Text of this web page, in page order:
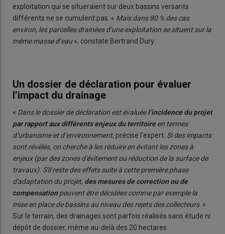
exploitation qui se situeraient sur deux bassins versants
différents ne se cumulent pas. « Mais dans 80 % des cas
environ, les parcelles drainées d’une exploitation se situent sur la
même masse d’eau», constate Bertrand Dury.
Un dossier de déclaration pour évaluer
l’impact du drainage
« Dans le dossier de déclaration est évaluéel’incidence du projet
par rapport aux différents enjeux du territoireen termes
d’urbanisme et d’environnement, précise l'expert. Si des impacts
sont révélés, on cherche à les réduire en évitant les zones à
enjeux (par des zones d'évitement ou réduction de la surface de
travaux). S'il reste des effets suite à cette première phase
d'adaptation du projet, des mesures de correction ou de
compensationpeuvent être décidées comme par exemple la
mise en place de bassins au niveau des rejets des collecteurs. »
Sur le terrain, des drainages sont parfois réalisés sans étude ni
dépôt de dossier, même au-delà des 20 hectares